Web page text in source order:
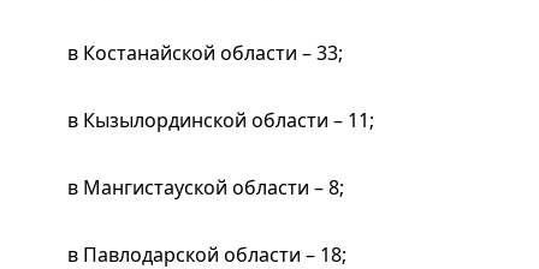
в Костанайской области – 33;
в Кызылординской области – 11;
в Мангистауской области – 8;
в Павлодарской области – 18;